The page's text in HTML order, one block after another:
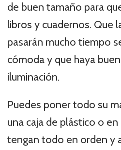
de buen tamaño para
libros y cuadernos. Que
pasarán mucho tiempo
cómoda y que haya
iluminación.
Puedes poner todo su
una caja de plástico o
tengan todo en orden y